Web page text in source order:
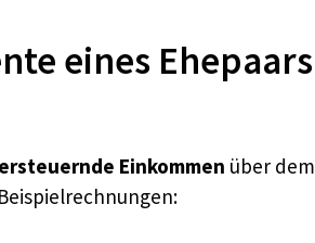
eines Ehepaars
Einkommen über dem